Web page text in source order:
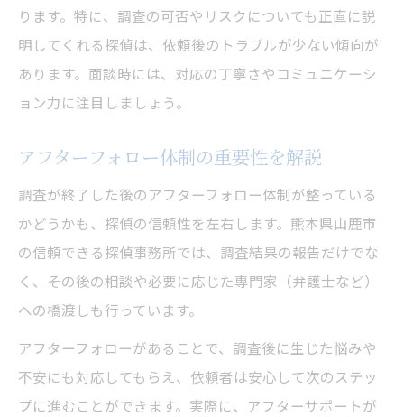
ります。特に、調査の可否やリスクについても正直に説
明してくれる探偵は、依頼後のトラブルが少ない傾向が
あります。面談時には、対応の丁寧さやコミュニケーシ
ョン力に注目しましょう。
アフターフォロー体制の重要性を解説
調査が終了した後のアフターフォロー体制が整っている
かどうかも、探偵の信頼性を左右します。熊本県山鹿市
の信頼できる探偵事務所では、調査結果の報告だけでな
く、その後の相談や必要に応じた専門家（弁護士など）
への橋渡しも行っています。
アフターフォローがあることで、調査後に生じた悩みや
不安にも対応してもらえ、依頼者は安心して次のステッ
プに進むことができます。実際に、アフターサポートが